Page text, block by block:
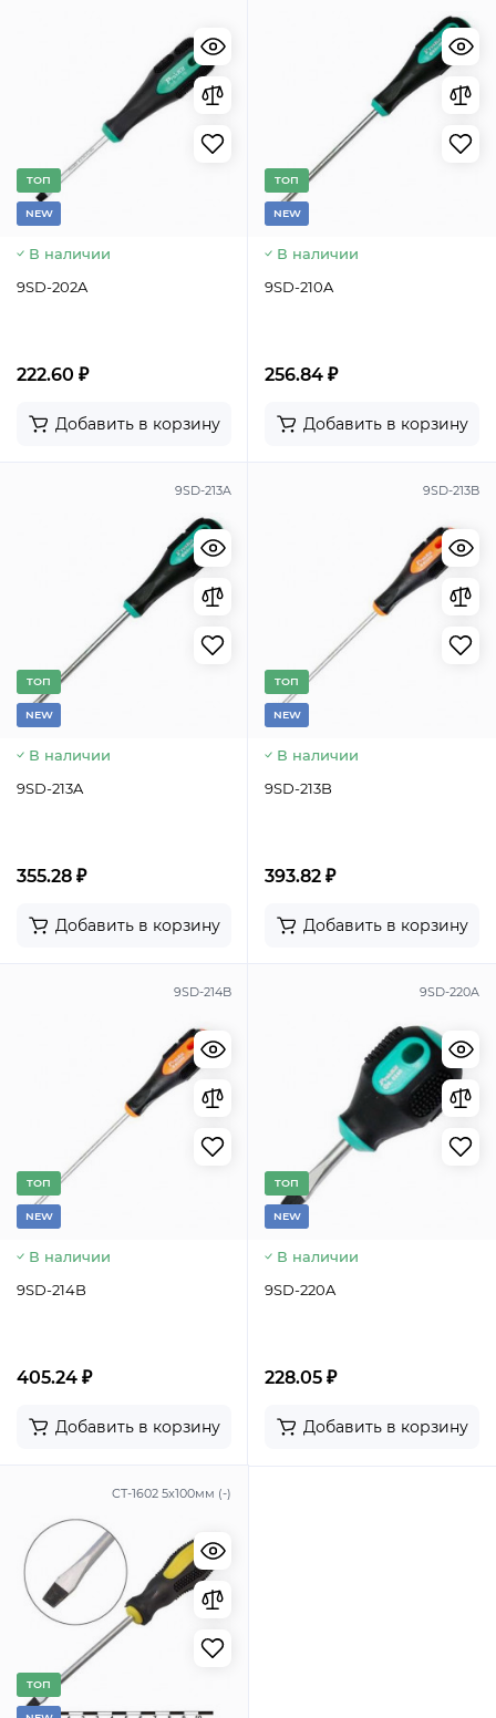
TОП
NEW
В наличии
9SD-202A
222.60 ₽
Добавить в корзину
TОП
NEW
В наличии
9SD-210A
256.84 ₽
Добавить в корзину
9SD-213A
TОП
NEW
В наличии
9SD-213A
355.28 ₽
Добавить в корзину
9SD-213B
TОП
NEW
В наличии
9SD-213B
393.82 ₽
Добавить в корзину
9SD-214B
TОП
NEW
В наличии
9SD-214B
405.24 ₽
Добавить в корзину
9SD-220A
TОП
NEW
В наличии
9SD-220A
228.05 ₽
Добавить в корзину
CT-1602 5x100мм (-)
TОП